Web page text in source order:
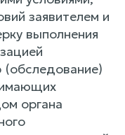
заявителем и
выполнения
(обследование)
органа